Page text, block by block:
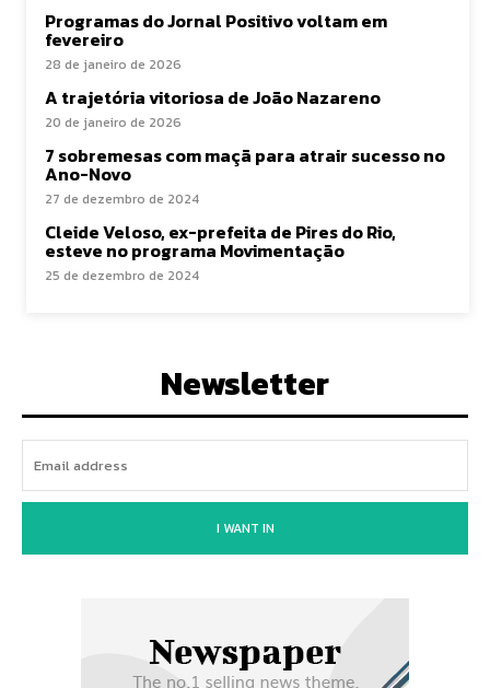
Programas do Jornal Positivo voltam em
fevereiro
28 de janeiro de 2026
A trajetória vitoriosa de João Nazareno
20 de janeiro de 2026
7 sobremesas com maçã para atrair sucesso no
Ano-Novo
27 de dezembro de 2024
Cleide Veloso, ex-prefeita de Pires do Rio,
esteve no programa Movimentação
25 de dezembro de 2024
Newsletter
I WANT IN